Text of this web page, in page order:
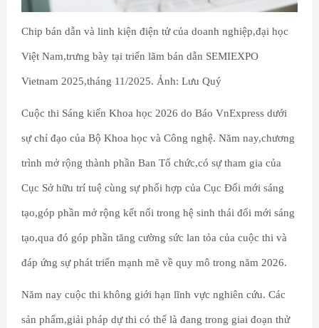
Chip bán dẫn và linh kiện điện tử của doanh nghiệp,đại học
Việt Nam,trưng bày tại triển lãm bán dẫn SEMIEXPO
Vietnam 2025,tháng 11/2025. Ảnh: Lưu Quý
Cuộc thi Sáng kiến Khoa học 2026 do Báo VnExpress dưới
sự chỉ đạo của Bộ Khoa học và Công nghệ. Năm nay,chương
trình mở rộng thành phần Ban Tổ chức,có sự tham gia của
Cục Sở hữu trí tuệ cùng sự phối hợp của Cục Đổi mới sáng
tạo,góp phần mở rộng kết nối trong hệ sinh thái đổi mới sáng
tạo,qua đó góp phần tăng cường sức lan tỏa của cuộc thi và
đáp ứng sự phát triển mạnh mẽ về quy mô trong năm 2026.
Năm nay cuộc thi không giới hạn lĩnh vực nghiên cứu. Các
sản phẩm,giải pháp dự thi có thể là đang trong giai đoạn thử